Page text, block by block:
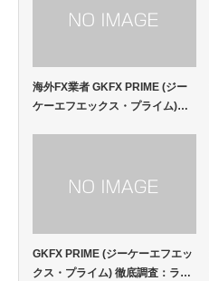
海外FX業者 GKFX PRIME (ジー
ケーエフエックス・プライム)…
GKFX PRIME (ジーケーエフエッ
クス・プライム) 徹底調査：ラ…